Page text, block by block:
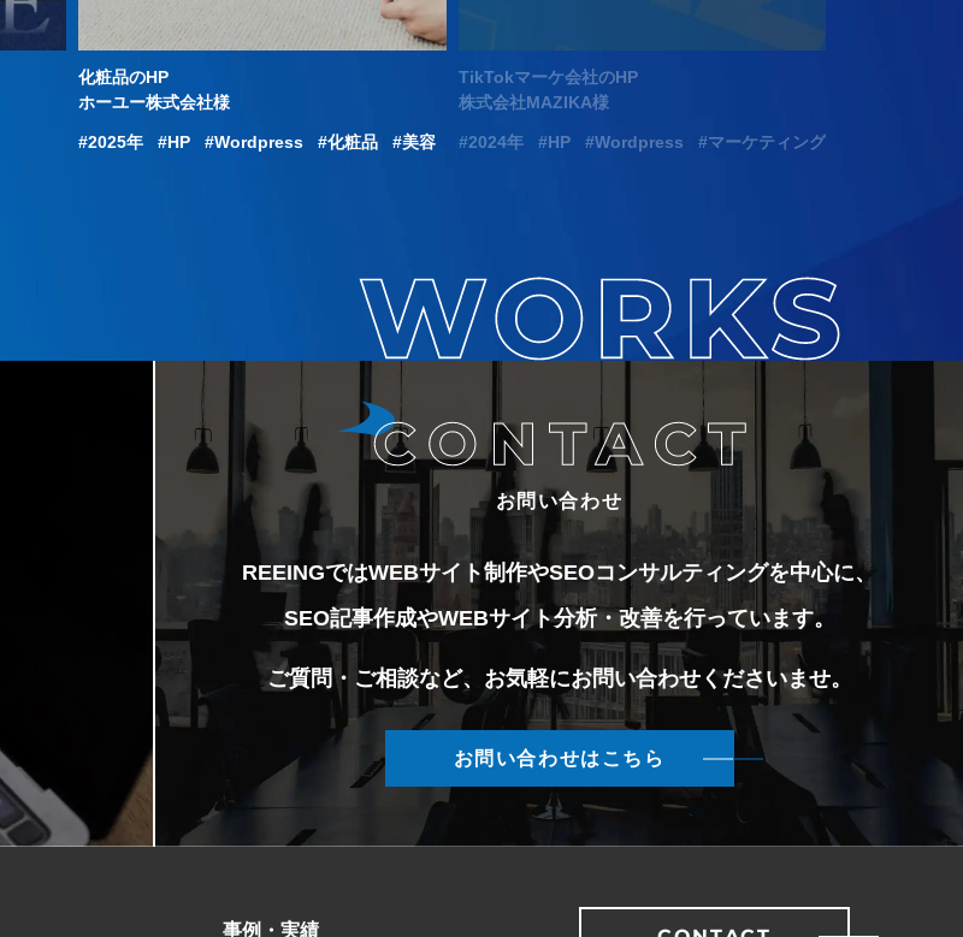
化粧品のHP
ホーユー株式会社様
2025年 HP Wordpress 化粧品 美容
TikTokマーケ会社のHP
株式会社MAZIKA様
2024年 HP Wordpress マーケティング
お問い合わせ
REEINGではWEBサイト制作やSEOコンサルティングを中心に、
SEO記事作成やWEBサイト分析・改善を行っています。
ご質問・ご相談など、お気軽にお問い合わせくださいませ。
お問い合わせはこちら
事例・実績